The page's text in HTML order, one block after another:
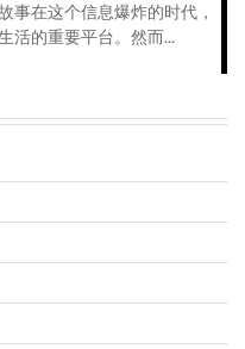
事在这个信息爆炸的时代，
活的重要平台。然而...